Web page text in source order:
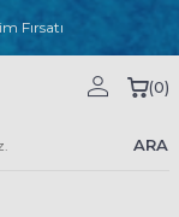
Fırsatı
ARA
(0)